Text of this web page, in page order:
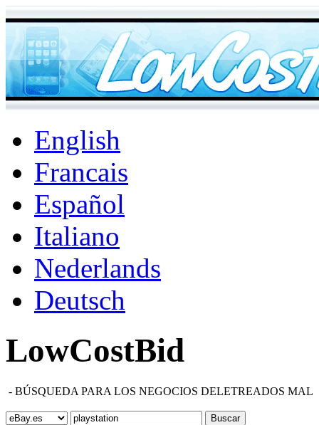
English
Francais
Español
Italiano
Nederlands
Deutsch
LowCostBid
- BÚSQUEDA PARA LOS NEGOCIOS DELETREADOS MAL